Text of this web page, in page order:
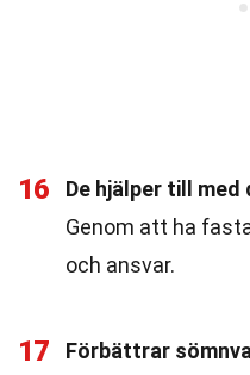
16
De hjälper till med
Genom att ha
och ansvar.
17
Förbättrar